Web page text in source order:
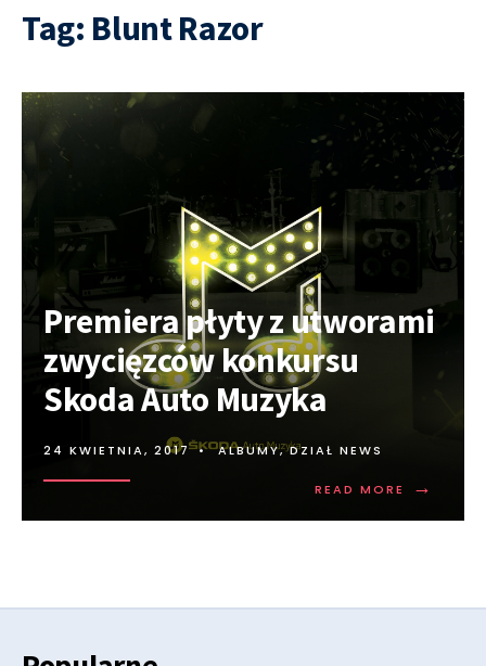
Tag: Blunt Razor
Premiera płyty z utworami
zwycięzców konkursu
Skoda Auto Muzyka
24 KWIETNIA, 2017 • ALBUMY,DZIAŁ NEWS
READ MORE →